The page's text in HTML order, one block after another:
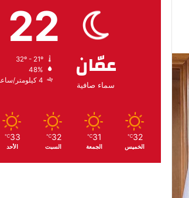
عمّان
سماء صافية
22
48%
4 كيلومتر/ساعة
32
℃
الخميس
31
℃
الجمعة
32
℃
السبت
33
℃
الأحد